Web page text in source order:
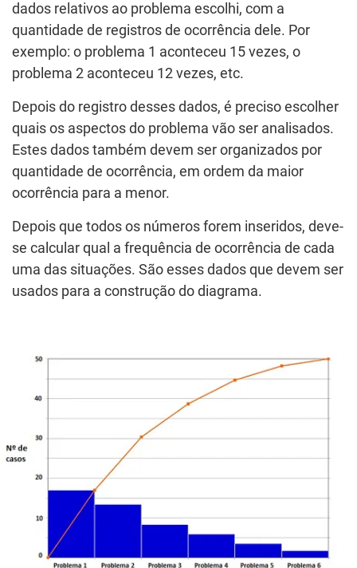
dados relativos ao problema escolhi, com a
quantidade de registros de ocorrência dele. Por
exemplo: o problema 1 aconteceu 15 vezes, o
problema 2 aconteceu 12 vezes, etc.
Depois do registro desses dados, é preciso escolher
quais os aspectos do problema vão ser analisados.
Estes dados também devem ser organizados por
quantidade de ocorrência, em ordem da maior
ocorrência para a menor.
Depois que todos os números forem inseridos, deve-
se calcular qual a frequência de ocorrência de cada
uma das situações. São esses dados que devem ser
usados para a construção do diagrama.